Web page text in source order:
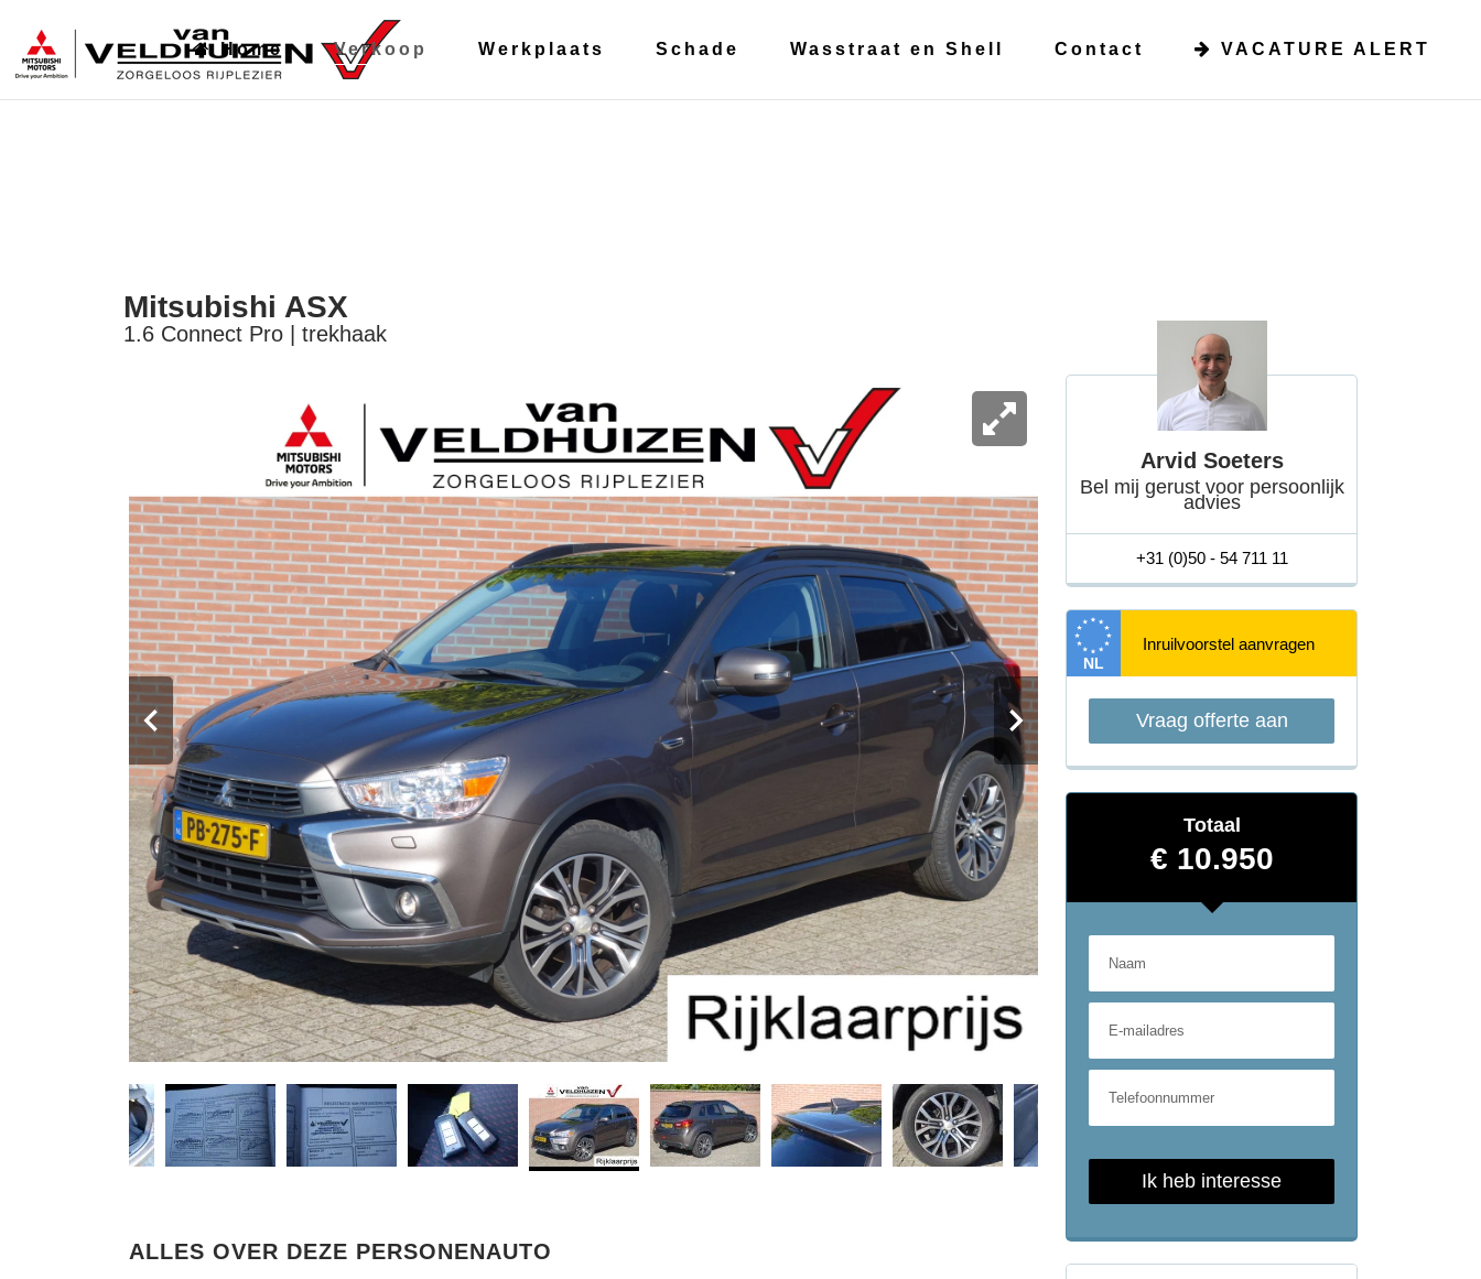
Home Verkoop Werkplaats Schade Wasstraat en Shell Contact VACATURE ALERT
Mitsubishi ASX
1.6 Connect Pro | trekhaak
ALLES OVER DEZE PERSONENAUTO
Arvid Soeters
Bel mij gerust voor persoonlijk
advies
+31 (0)50 - 54 711 11
NL
Vraag offerte aan
Totaal
€ 10.950
Ik heb interesse